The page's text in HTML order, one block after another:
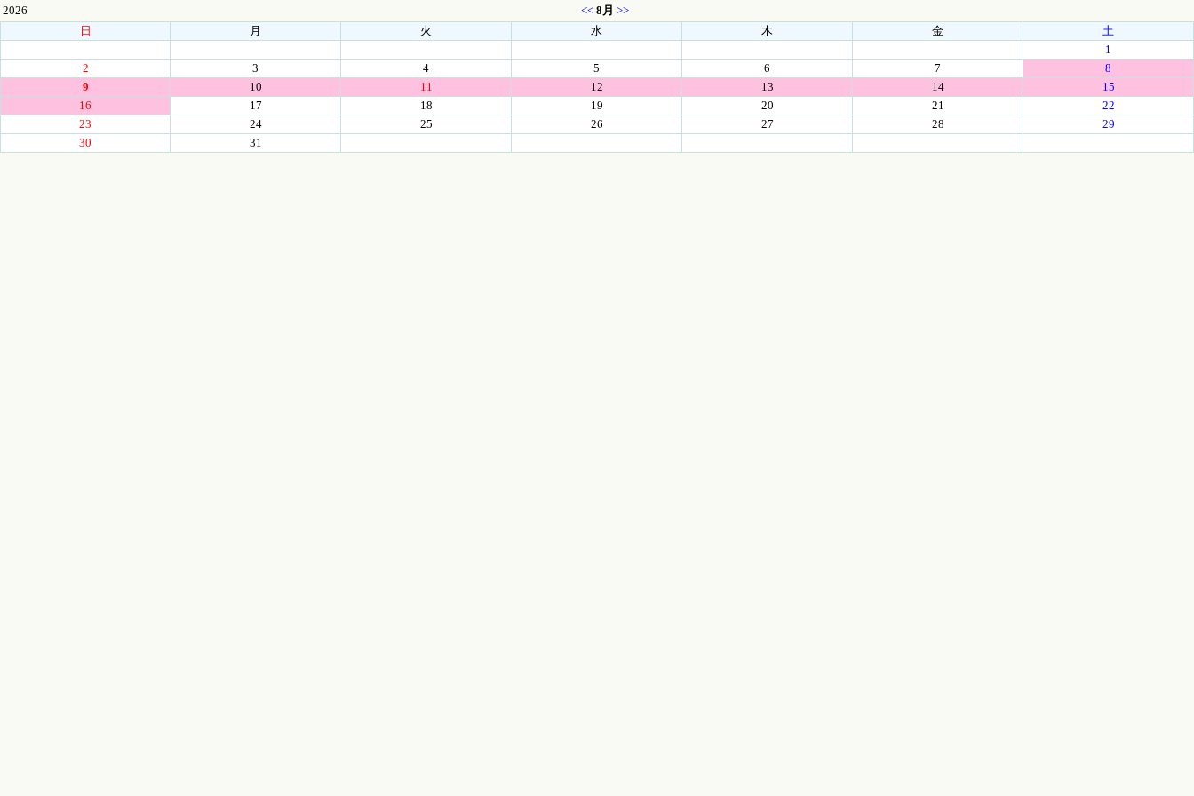
2026 << 8月 >>
日
月 火 水 木 金
土
1
2
3 4 5 6 7
8
9
10 11 12 13 14
15
16
17 18 19 20 21
22
23
24 25 26 27 28
29
30
31